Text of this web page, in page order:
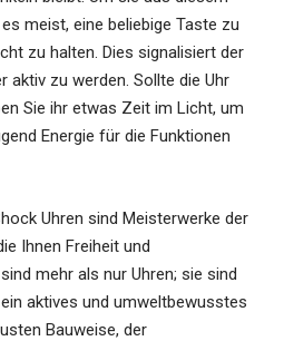
meist, eine beliebige Taste zu
zu halten. Dies signalisiert der
aktiv zu werden. Sollte die Uhr
Sie ihr etwas Zeit im Licht, um
Energie für die Funktionen
Uhren sind Meisterwerke der
Ihnen Freiheit und
mehr als nur Uhren; sie sind
aktives und umweltbewusstes
Bauweise, der